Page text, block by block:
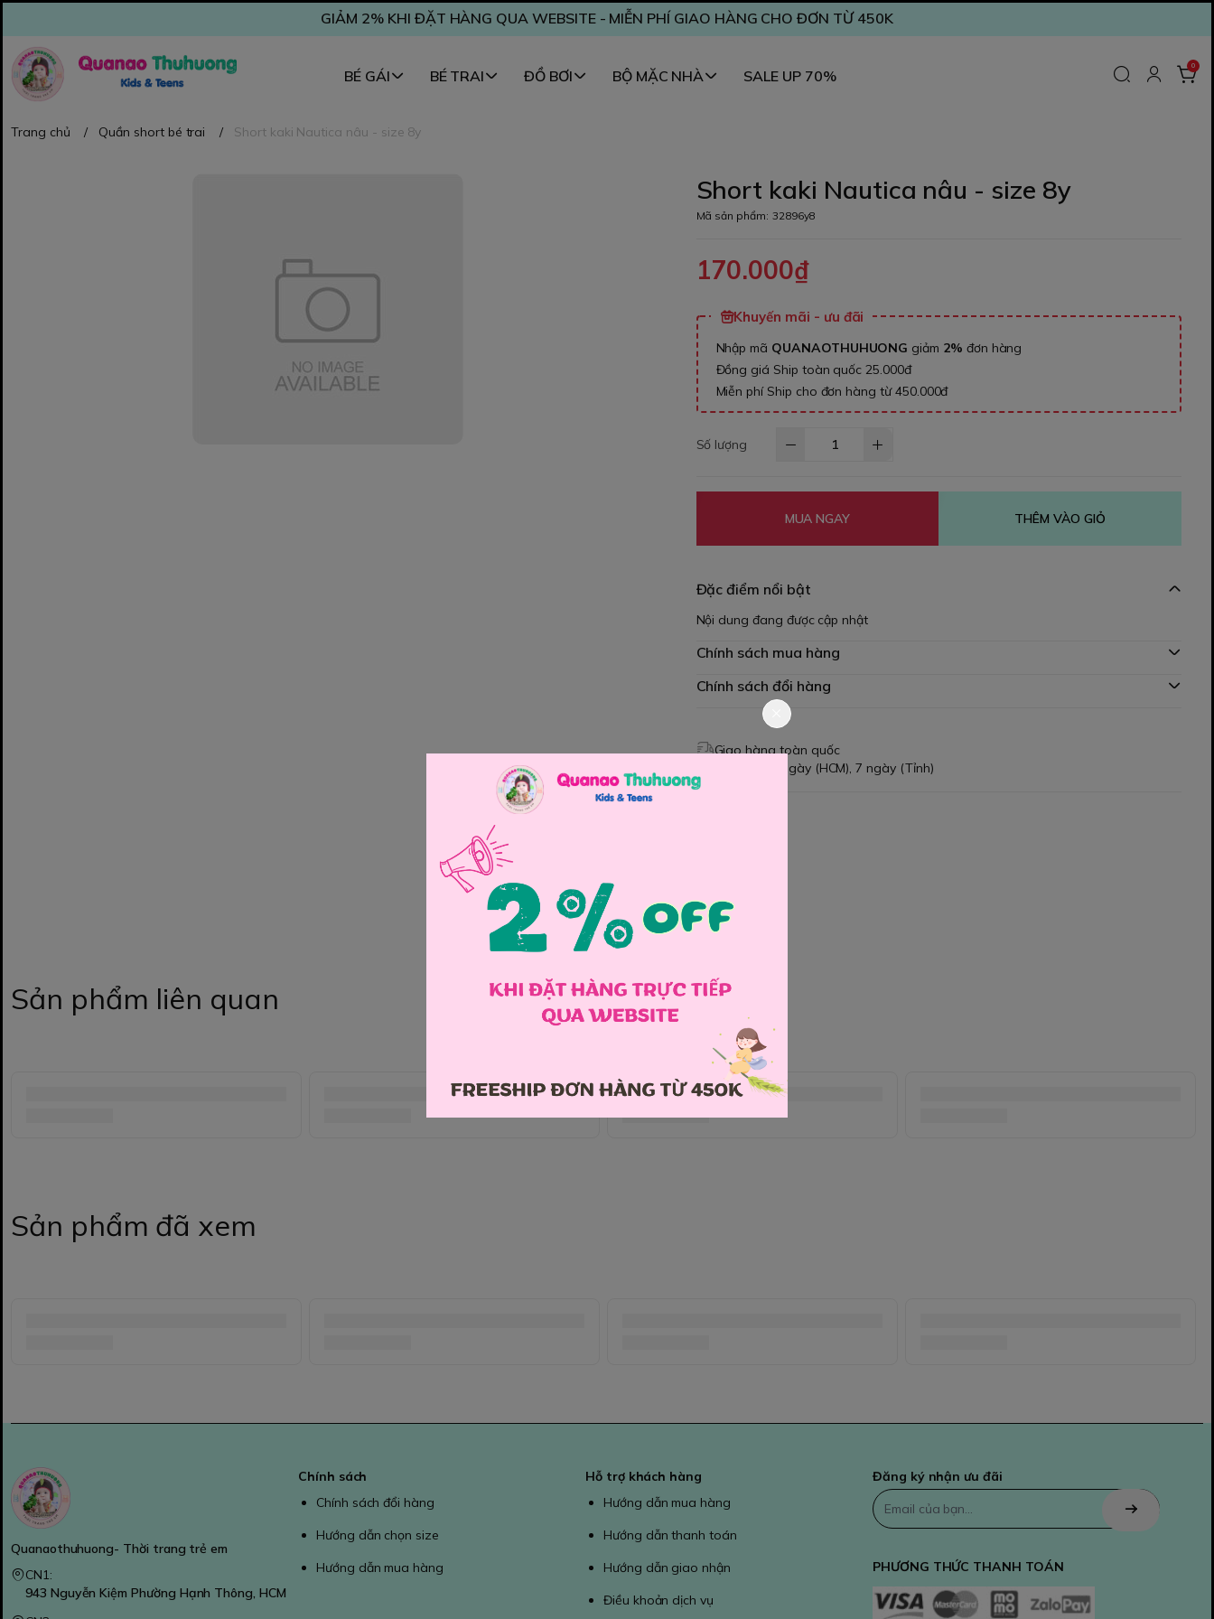
GIẢM 2% KHI ĐẶT HÀNG QUA WEBSITE - MIỄN PHÍ GIAO HÀNG CHO ĐƠN TỪ 450K
BÉ GÁI BÉ TRAI ĐỒ BƠI BỘ MẶC NHÀ SALE UP 70%
0
Trang chủ / Quần short bé trai / Short kaki Nautica nâu - size 8y
Short kaki Nautica nâu - size 8y
Mã sản phẩm: 32896y8
170.000₫
Khuyến mãi - ưu đãi
Nhập mã QUANAOTHUHUONG giảm 2% đơn hàng
Đồng giá Ship toàn quốc 25.000đ
Miễn phí Ship cho đơn hàng từ 450.000đ
Số lượng
MUA NGAY THÊM VÀO GIỎ
Đặc điểm nổi bật
Nội dung đang được cập nhật
Chính sách mua hàng
Chính sách đổi hàng
Giao hàng toàn quốc
Đổi hàng 3 ngày (HCM), 7 ngày (Tỉnh)
Sản phẩm liên quan
Sản phẩm đã xem
Quanaothuhuong- Thời trang trẻ em
CN1:
943 Nguyễn Kiệm Phường Hạnh Thông, HCM
Chính sách
Chính sách đổi hàng
Hướng dẫn chọn size
Hướng dẫn mua hàng
Hỗ trợ khách hàng
Hướng dẫn mua hàng
Hướng dẫn thanh toán
Hướng dẫn giao nhận
Điều khoản dịch vụ
Đăng ký nhận ưu đãi
PHƯƠNG THỨC THANH TOÁN